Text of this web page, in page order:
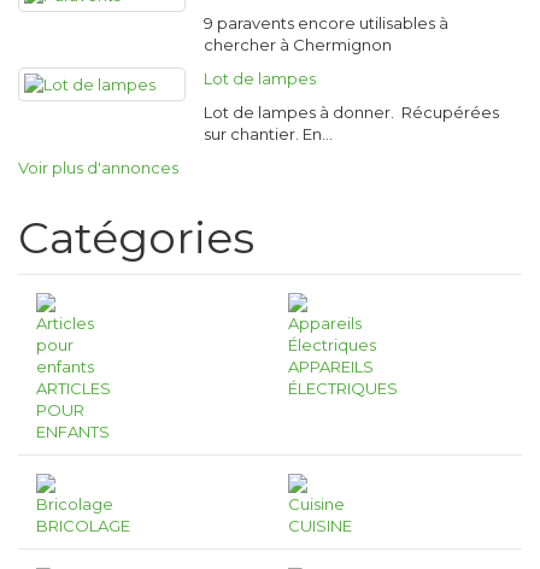
9 paravents encore utilisables à
chercher à Chermignon
Lot de lampes
Lot de lampes à donner. Récupérées
sur chantier. En…
Voir plus d'annonces
Catégories
ARTICLES
POUR
ENFANTS
APPAREILS
ÉLECTRIQUES
BRICOLAGE CUISINE